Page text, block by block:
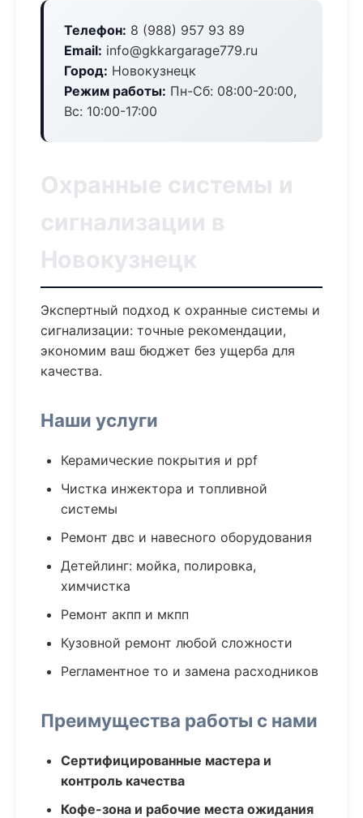
Телефон: 8 (988) 957 93 89
Email: info@gkkargarage779.ru
Город: Новокузнецк
Режим работы: Пн-Сб: 08:00-20:00,
Вс: 10:00-17:00
Охранные системы и
сигнализации в
Новокузнецк
Экспертный подход к охранные системы и
сигнализации: точные рекомендации,
экономим ваш бюджет без ущерба для
качества.
Наши услуги
Керамические покрытия и ppf
Чистка инжектора и топливной
системы
Ремонт двс и навесного оборудования
Детейлинг: мойка, полировка,
химчистка
Ремонт акпп и мкпп
Кузовной ремонт любой сложности
Регламентное то и замена расходников
Преимущества работы с нами
Сертифицированные мастера и
контроль качества
Кофе-зона и рабочие места ожидания